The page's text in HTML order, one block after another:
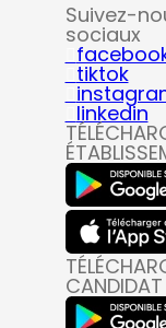
Suivez-
sociaux
tiktok
linkedin
CANDIDAT